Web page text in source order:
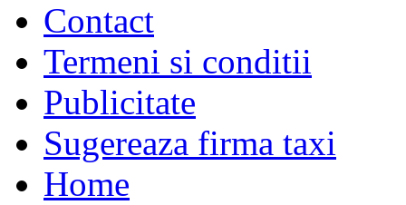
Contact
Termeni si conditii
Publicitate
Sugereaza firma taxi
Home